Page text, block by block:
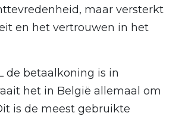
maar versterkt
en het vertrouwen in het
de betaalkoning is in
het in België allemaal om
is de meest gebruikte